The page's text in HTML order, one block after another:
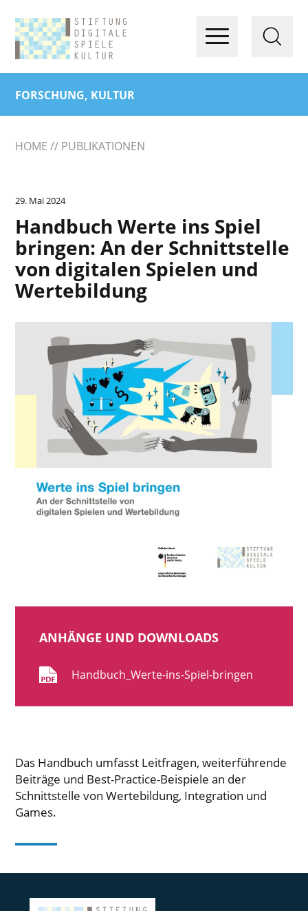
FORSCHUNG, KULTUR
HOME PUBLIKATIONEN
29. Mai 2024
Handbuch Werte ins Spiel
bringen: An der Schnittstelle
von digitalen Spielen und
Wertebildung
ANHÄNGE UND DOWNLOADS
Handbuch_Werte-ins-Spiel-bringen
Das Handbuch umfasst Leitfragen, weiterführende
Beiträge und Best-Practice-Beispiele an der
Schnittstelle von Wertebildung, Integration und
Games.